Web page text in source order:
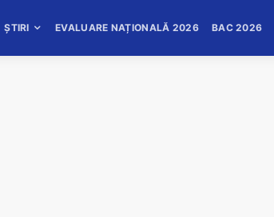
ȘTIRI EVALUARE NAȚIONALĂ 2026 BAC 2026